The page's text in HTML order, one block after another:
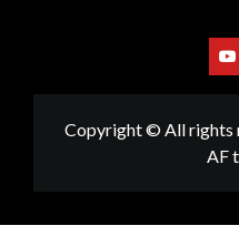
Copyright © All rights
AF